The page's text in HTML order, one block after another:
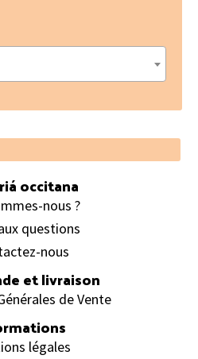
occitana
nous ?
questions
nous
et livraison
de Vente
légales